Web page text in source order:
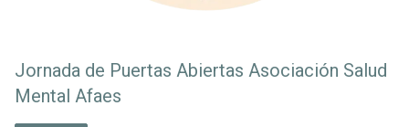
Jornada de Puertas Abiertas Asociación Salud
Mental Afaes